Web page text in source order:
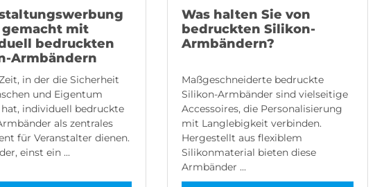
mit
bedruckten
Armbändern
in der die Sicherheit
und Eigentum
individuell bedruckte
als zentrales
für Veranstalter dienen.
einst ein ...
Was halten Sie von
bedruckten Silikon-
Armbändern?
Maßgeschneiderte bedruckte
Silikon-Armbänder sind vielseitige
Accessoires, die Personalisierung
mit Langlebigkeit verbinden.
Hergestellt aus flexiblem
Silikonmaterial bieten diese
Armbänder ...